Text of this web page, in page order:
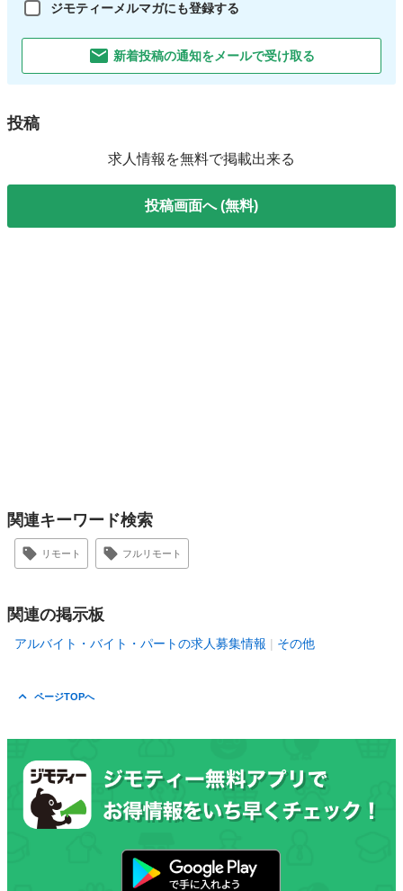
ジモティーメルマガにも登録する
新着投稿の通知をメールで受け取る
投稿
求人情報を無料で掲載出来る
投稿画面へ (無料)
関連キーワード検索
リモート フルリモート
関連の掲示板
アルバイト・バイト・パートの求人募集情報 その他
ページTOPへ